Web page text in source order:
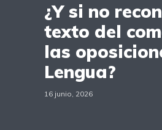
¿Y si no
texto del
las
Lengua?
16 junio, 2026